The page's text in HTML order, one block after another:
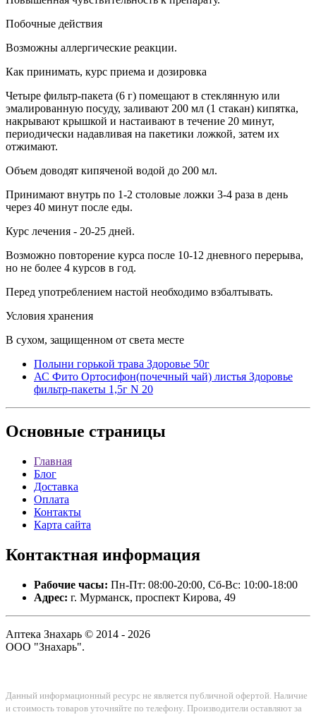
Побочные действия
Возможны аллергические реакции.
Как принимать, курс приема и дозировка
Четыре фильтр-пакета (6 г) помещают в стеклянную или
эмалированную посуду, заливают 200 мл (1 стакан) кипятка,
накрывают крышкой и настаивают в течение 20 минут,
периодически надавливая на пакетики ложкой, затем их
отжимают.
Объем доводят кипяченой водой до 200 мл.
Принимают внутрь по 1-2 столовые ложки 3-4 раза в день
через 40 минут после еды.
Курс лечения - 20-25 дней.
Возможно повторение курса после 10-12 дневного перерыва,
но не более 4 курсов в год.
Перед употреблением настой необходимо взбалтывать.
Условия хранения
В сухом, защищенном от света месте
Полыни горькой трава Здоровье 50г
АС Фито Ортосифон(почечный чай) листья Здоровье
фильтр-пакеты 1,5г N 20
Основные страницы
Главная
Блог
Доставка
Оплата
Контакты
Карта сайта
Контактная информация
Рабочие часы: Пн-Пт: 08:00-20:00, Сб-Вс: 10:00-18:00
Адрес: г. Мурманск, проспект Кирова, 49
Аптека Знахарь © 2014 - 2026
ООО "Знахарь".
Данный информационный ресурс не является публичной офертой. Наличие
и стоимость товаров уточняйте по телефону. Производители оставляют за